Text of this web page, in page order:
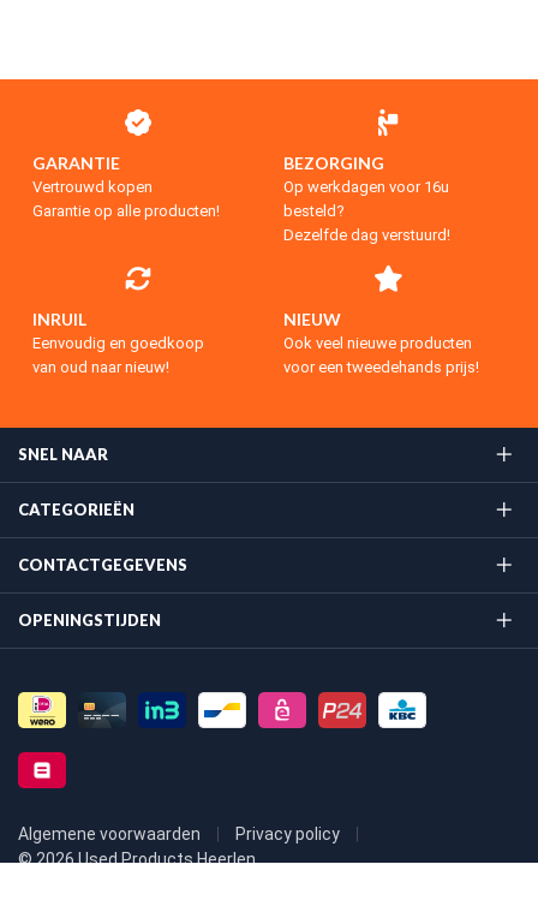
GARANTIE
Vertrouwd kopen
Garantie op alle producten!
BEZORGING
Op werkdagen voor 16u
besteld?
Dezelfde dag verstuurd!
INRUIL
Eenvoudig en goedkoop
van oud naar nieuw!
NIEUW
Ook veel nieuwe producten
voor een tweedehands prijs!
SNEL NAAR
CATEGORIEËN
CONTACTGEGEVENS
OPENINGSTIJDEN
Algemene voorwaarden
Privacy policy
© 2026 Used Products Heerlen